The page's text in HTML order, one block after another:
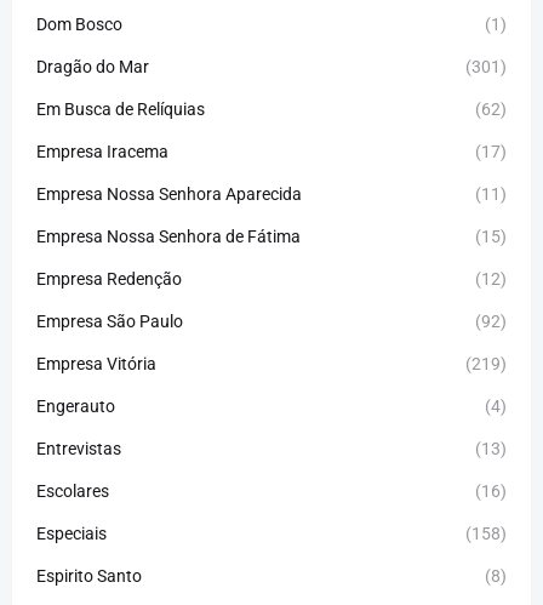
Dom Bosco (1)
Dragão do Mar (301)
Em Busca de Relíquias (62)
Empresa Iracema (17)
Empresa Nossa Senhora Aparecida (11)
Empresa Nossa Senhora de Fátima (15)
Empresa Redenção (12)
Empresa São Paulo (92)
Empresa Vitória (219)
Engerauto (4)
Entrevistas (13)
Escolares (16)
Especiais (158)
Espirito Santo (8)